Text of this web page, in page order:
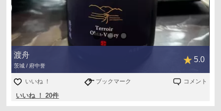
渡舟
茨城 / 府中誉
5.0
いいね ！ ブックマーク コメント
いいね ！ 20件